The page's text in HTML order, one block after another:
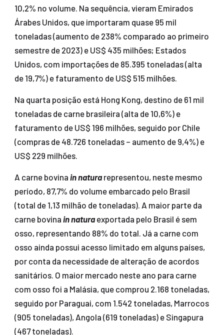
10,2% no volume. Na sequência, vieram Emirados
Árabes Unidos, que importaram quase 95 mil
toneladas (aumento de 238% comparado ao primeiro
semestre de 2023) e US$ 435 milhões; Estados
Unidos, com importações de 85.395 toneladas (alta
de 19,7%) e faturamento de US$ 515 milhões.
Na quarta posição está Hong Kong, destino de 61 mil
toneladas de carne brasileira (alta de 10,6%) e
faturamento de US$ 196 milhões, seguido por Chile
(compras de 48.726 toneladas – aumento de 9,4%) e
US$ 229 milhões.
A carne bovina in naturarepresentou, neste mesmo
período, 87,7% do volume embarcado pelo Brasil
(total de 1,13 milhão de toneladas). A maior parte da
carne bovina in naturaexportada pelo Brasil é sem
osso, representando 88% do total. Já a carne com
osso ainda possui acesso limitado em alguns países,
por conta da necessidade de alteração de acordos
sanitários. O maior mercado neste ano para carne
com osso foi a Malásia, que comprou 2.168 toneladas,
seguido por Paraguai, com 1.542 toneladas, Marrocos
(905 toneladas), Angola (619 toneladas) e Singapura
(467 toneladas).